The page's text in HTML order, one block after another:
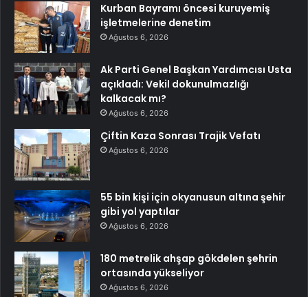
Kurban Bayramı öncesi kuruyemiş
işletmelerine denetim
Ağustos 6, 2026
Ak Parti Genel Başkan Yardımcısı Usta
açıkladı: Vekil dokunulmazlığı
kalkacak mı?
Ağustos 6, 2026
Çiftin Kaza Sonrası Trajik Vefatı
Ağustos 6, 2026
55 bin kişi için okyanusun altına şehir
gibi yol yaptılar
Ağustos 6, 2026
180 metrelik ahşap gökdelen şehrin
ortasında yükseliyor
Ağustos 6, 2026